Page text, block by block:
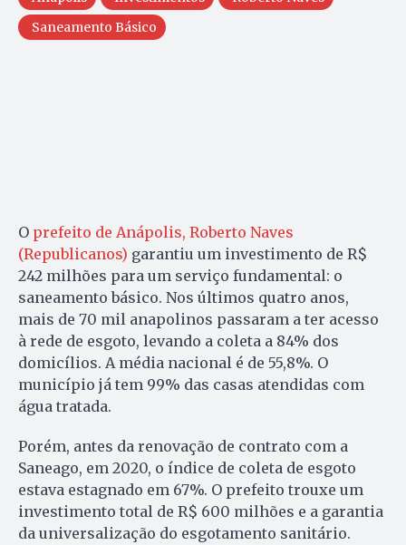
Saneamento Básico
O prefeito de Anápolis, Roberto Naves
(Republicanos) garantiu um investimento de R$
242 milhões para um serviço fundamental: o
saneamento básico. Nos últimos quatro anos,
mais de 70 mil anapolinos passaram a ter acesso
à rede de esgoto, levando a coleta a 84% dos
domicílios. A média nacional é de 55,8%. O
município já tem 99% das casas atendidas com
água tratada.
Porém, antes da renovação de contrato com a
Saneago, em 2020, o índice de coleta de esgoto
estava estagnado em 67%. O prefeito trouxe um
investimento total de R$ 600 milhões e a garantia
da universalização do esgotamento sanitário.